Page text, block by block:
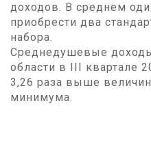
доходов. В среднем
приобрести два
набора.
Среднедушевые
области в III квартале
3,26 раза выше
минимума.